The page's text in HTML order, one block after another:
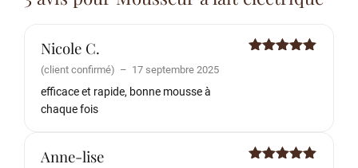
Nicole C.
(client confirmé) – 17 septembre 2025
efficace et rapide, bonne mousse à
chaque fois
Anne-lise